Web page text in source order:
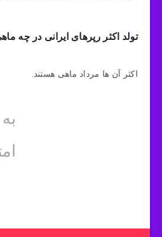
تولد اکثر رپرهای ایرانی در چه
اکثر آن ها مرداد ماهی هستند.